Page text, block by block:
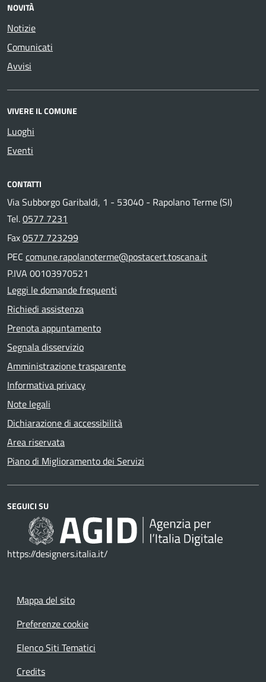
NOVITÀ
Notizie
Comunicati
Avvisi
VIVERE IL COMUNE
Luoghi
Eventi
CONTATTI
Via Subborgo Garibaldi, 1 - 53040 - Rapolano Terme (SI)
Tel.0577 7231
Fax0577 723299
PEC comune.rapolanoterme@postacert.toscana.it
P.IVA 00103970521
Leggi le domande frequenti
Richiedi assistenza
Prenota appuntamento
Segnala disservizio
Amministrazione trasparente
Informativa privacy
Note legali
Dichiarazione di accessibilità
Area riservata
Piano di Miglioramento dei Servizi
SEGUICI SU
https://designers.italia.it/
Mappa del sito
Preferenze cookie
Elenco Siti Tematici
Credits